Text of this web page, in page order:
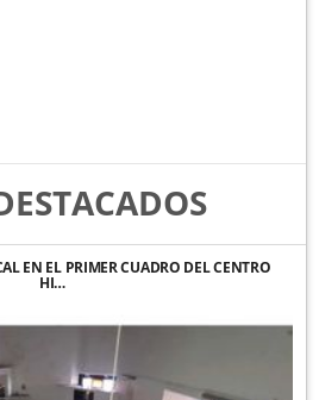
EN EL PRIMER CUADRO DEL CENTRO
HI…